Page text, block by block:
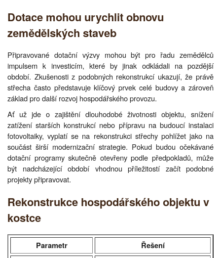
Dotace mohou urychlit obnovu
zemědělských staveb
Připravované dotační výzvy mohou být pro řadu zemědělců
impulsem k investicím, které by jinak odkládali na pozdější
období. Zkušenosti z podobných rekonstrukcí ukazují, že právě
střecha často představuje klíčový prvek celé budovy a zároveň
základ pro další rozvoj hospodářského provozu.
Ať už jde o zajištění dlouhodobé životnosti objektu, snížení
zatížení starších konstrukcí nebo přípravu na budoucí instalaci
fotovoltaiky, vyplatí se na rekonstrukci střechy pohlížet jako na
součást širší modernizační strategie. Pokud budou očekávané
dotační programy skutečně otevřeny podle předpokladů, může
být nadcházející období vhodnou příležitostí začít podobné
projekty připravovat.
Rekonstrukce hospodářského objektu v
kostce
Parametr
Řešení